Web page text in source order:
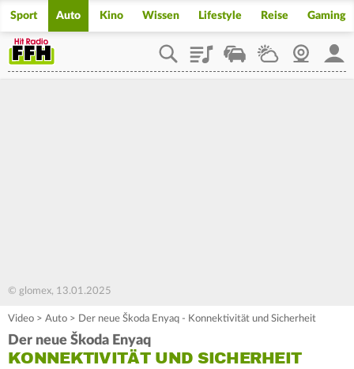
Sport Auto Kino Wissen Lifestyle Reise Gaming
PlaylistStaupilotWetterWebcam
© glomex, 13.01.2025
Video > Auto > Der neue Škoda Enyaq - Konnektivität und Sicherheit
Der neue Škoda Enyaq
KONNEKTIVITÄT UND SICHERHEIT